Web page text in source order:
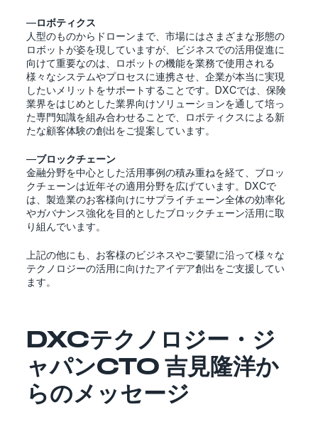
—ロボティクス
人型のものからドローンまで、市場にはさまざまな形態の
ロボットが姿を現していますが、ビジネスでの活用促進に
向けて重要なのは、ロボットの機能を業務で使用される
様々なシステムやプロセスに連携させ、企業が本当に実現
したいメリットをサポートすることです。DXCでは、保険
業界をはじめとした業界向けソリューションを通して培っ
た専門知識を組み合わせることで、ロボティクスによる新
たな顧客体験の創出をご提案しています。
—ブロックチェーン
金融分野を中心とした活用事例の積み重ねを経て、ブロッ
クチェーンは近年その適用分野を広げています。DXCで
は、製造業のお客様向けにサプライチェーン全体の効率化
やガバナンス強化を目的としたブロックチェーン活用に取
り組んでいます。
上記の他にも、お客様のビジネスやご要望に沿って様々な
テクノロジーの活用に向けたアイデア創出をご支援してい
ます。
DXCテクノロジー・ジ
ャパンCTO 吉見隆洋か
らのメッセージ